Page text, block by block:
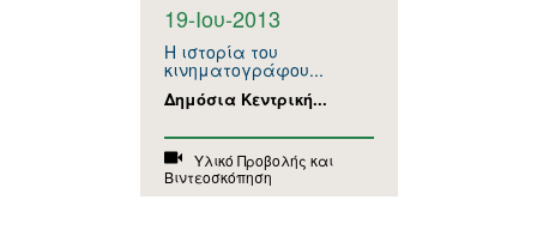
19-Ιου-2013
Η ιστορία του
κινηματογράφου...
Δημόσια Κεντρική...
Υλικό Προβολής και
Βιντεοσκόπηση